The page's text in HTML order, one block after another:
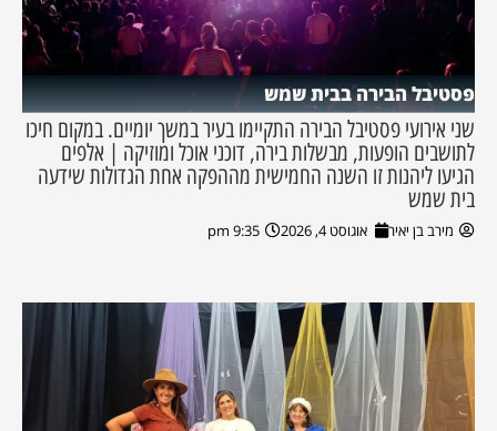
פסטיבל הבירה בבית שמש
שני אירועי פסטיבל הבירה התקיימו בעיר במשך יומיים. במקום חיכו
לתושבים הופעות, מבשלות בירה, דוכני אוכל ומוזיקה | אלפים
הגיעו ליהנות זו השנה החמישית מההפקה אחת הגדולות שידעה
בית שמש
מירב בן יאיר אוגוסט 4, 2026 9:35 pm